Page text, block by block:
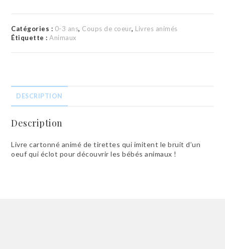
qui
est
Catégories : 0-3 ans, Coups de coeur, Livres animés
Étiquette :Animaux
DESCRIPTION
Description
Livre cartonné animé de tirettes qui imitent le bruit d’un
oeuf qui éclot pour découvrir les bébés animaux !